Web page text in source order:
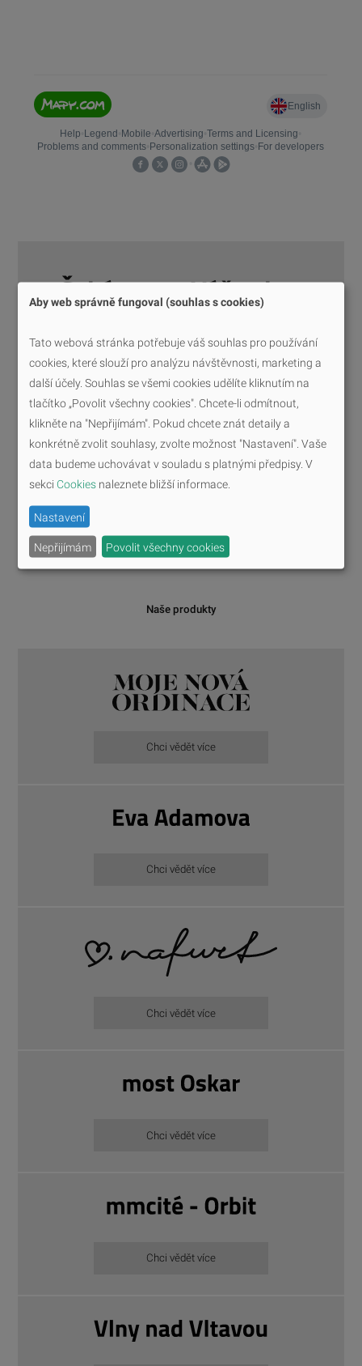
Čekáme na Váš vzkaz
Naše produkty
Chci vědět více
Chci vědět více
Chci vědět více
Chci vědět více
Chci vědět více
Aby web správně fungoval (souhlas s cookies)
Tato webová stránka potřebuje váš souhlas pro používání
cookies, které slouží pro analýzu návštěvnosti, marketing a
další účely. Souhlas se všemi cookies udělíte kliknutím na
tlačítko „Povolit všechny cookies". Chcete-li odmítnout,
klikněte na "Nepřijímám". Pokud chcete znát detaily a
konkrétně zvolit souhlasy, zvolte možnost "Nastavení". Vaše
data budeme uchovávat v souladu s platnými předpisy. V
sekci Cookies naleznete bližší informace.
Nastavení
Nepřijímám Povolit všechny cookies